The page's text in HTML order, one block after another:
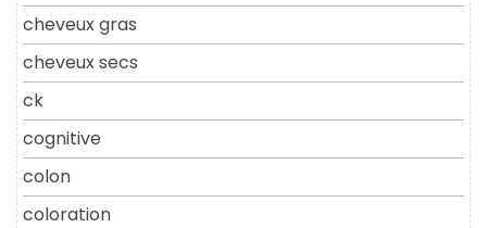
cheveux gras
cheveux secs
ck
cognitive
colon
coloration